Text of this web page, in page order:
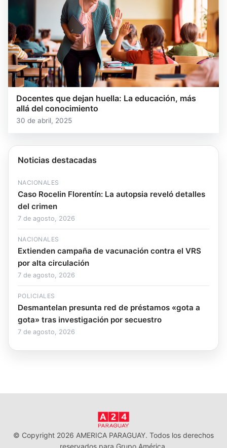
Docentes que dejan huella: La educación, más
allá del conocimiento
30 de abril, 2025
Noticias destacadas
NACIONALES
Caso Rocelin Florentín: La autopsia reveló detalles
del crimen
7 de agosto, 2026
NACIONALES
Extienden campaña de vacunación contra el VRS
por alta circulación
7 de agosto, 2026
POLICIALES
Desmantelan presunta red de préstamos «gota a
gota» tras investigación por secuestro
7 de agosto, 2026
© Copyright 2026 AMERICA PARAGUAY. Todos los derechos